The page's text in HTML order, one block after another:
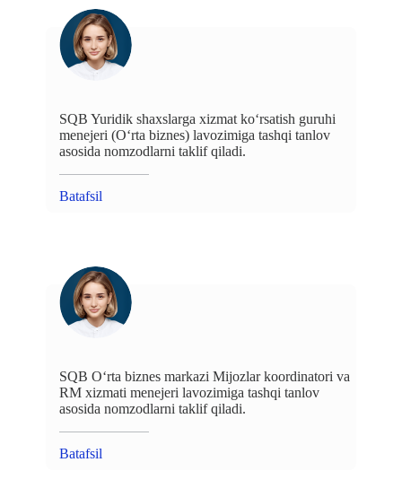
SQB Yuridik shaxslarga xizmat ko‘rsatish guruhi
menejeri (O‘rta biznes) lavozimiga tashqi tanlov
asosida nomzodlarni taklif qiladi.
Batafsil
SQB O‘rta biznes markazi Mijozlar koordinatori va
RM xizmati menejeri lavozimiga tashqi tanlov
asosida nomzodlarni taklif qiladi.
Batafsil